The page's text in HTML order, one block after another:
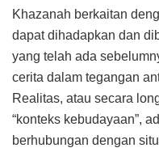
Khazanah berkaitan
dapat dihadapkan dan
yang telah ada
cerita dalam tegangan
Realitas, atau secara
“konteks kebudayaan”,
berhubungan dengan